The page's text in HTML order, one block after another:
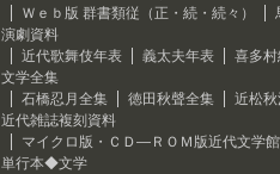
Ｗｅｂ版 群書類従（正・続・続々）
演劇資料
近代歌舞伎年表
義太夫年表
喜多
文学全集
石橋忍月全集
徳田秋聲全集
近松
近代雑誌複刻資料
マイクロ版・ＣＤ―ＲＯＭ版近代文学館
単行本◆文学